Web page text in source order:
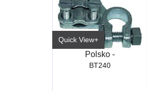
Quick View+
Polsko -
BT240